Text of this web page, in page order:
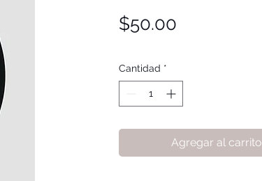
$50.00
Cantidad *
Agregar al carrito